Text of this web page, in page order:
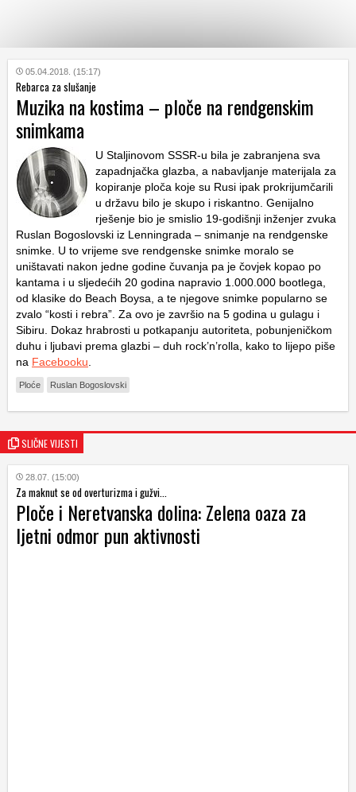
KATEGORIJE
HRVATSKI
WEB
05.04.2018. (15:17)
Rebarca za slušanje
Muzika na kostima – ploče na rendgenskim
snimkama
U Staljinovom SSSR-u bila je zabranjena sva
zapadnjačka glazba, a nabavljanje materijala za
kopiranje ploča koje su Rusi ipak prokrijumčarili
u državu bilo je skupo i riskantno. Genijalno
rješenje bio je smislio 19-godišnji inženjer zvuka
Ruslan Bogoslovski iz Lenningrada – snimanje na rendgenske
snimke. U to vrijeme sve rendgenske snimke moralo se
uništavati nakon jedne godine čuvanja pa je čovjek kopao po
kantama i u sljedećih 20 godina napravio 1.000.000 bootlega,
od klasike do Beach Boysa, a te njegove snimke popularno se
zvalo “kosti i rebra”. Za ovo je završio na 5 godina u gulagu i
Sibiru. Dokaz hrabrosti u potkapanju autoriteta, pobunjeničkom
duhu i ljubavi prema glazbi – duh rock’n’rolla, kako to lijepo piše
na Facebooku
Ploće Ruslan Bogoslovski
SLIČNE VIJESTI
28.07. (15:00)
Za maknut se od overturizma i gužvi...
Ploče i Neretvanska dolina: Zelena oaza za
ljetni odmor pun aktivnosti